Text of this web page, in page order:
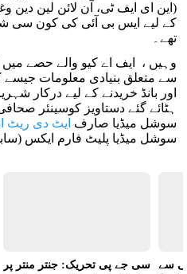
(این ای ایف ٹی، آن لائن لین دین
کے لیے ایس بی آئی کی کون سی
تھے۔
وہیں ، ایف اے کیو والے حصے میں
سے متعلق بنیادی معلومات
اور بانڈ خریدنے کے لیے درکار
ہٹائے گئے دستاویز کوسینئر
سوشل میڈیا صارف ایٹ دی ریٹ
سوشل میڈیا پلیٹ فارم ایکس
سی جے پی تحریک: جنتر منتر پر
سے